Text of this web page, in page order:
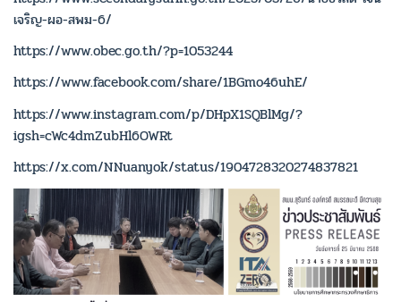
เจริญ-ผอ-สพม-6/
https://www.obec.go.th/?p=1053244
https://www.facebook.com/share/1BGmo46uhE/
https://www.instagram.com/p/DHpX1SQBlMg/?
igsh=cWc4dmZubHl6OWRt
https://x.com/NNuanyok/status/1904728320274837821